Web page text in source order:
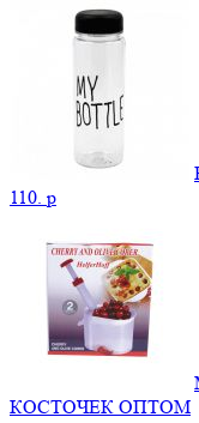
110. p
КОСТОЧЕК ОПТОМ